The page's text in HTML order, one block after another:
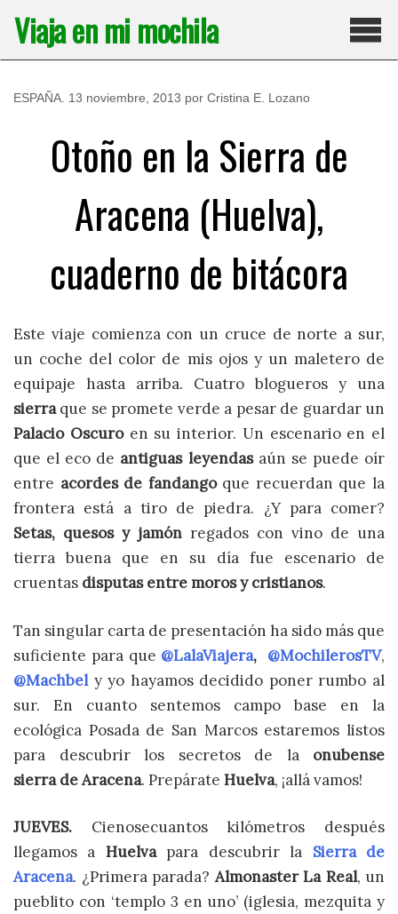
contenido
Viaja en mi mochila
ESPAÑA 13 noviembre, 2013 por Cristina E. Lozano
Otoño en la Sierra de
Aracena (Huelva),
cuaderno de bitácora
Este viaje comienza con un cruce de norte a sur,
un coche del color de mis ojos y un maletero de
equipaje hasta arriba. Cuatro blogueros y una
sierraque se promete verde a pesar de guardar un
Palacio Oscuroen su interior. Un escenario en el
que el eco de antiguas leyendasaún se puede oír
entre acordes de fandangoque recuerdan que la
frontera está a tiro de piedra. ¿Y para comer?
Setas, quesos y jamón regados con vino de una
tierra buena que en su día fue escenario de
cruentas disputas entre moros y cristianos.
Tan singular carta de presentación ha sido más que
suficiente para que @LalaViajera, @MochilerosTV,
@Machbel y yo hayamos decidido poner rumbo al
sur. En cuanto sentemos campo base en la
ecológica Posada de San Marcos estaremos listos
para descubrir los secretos de la onubense
sierrade Aracena. Prepárate Huelva, ¡allá vamos!
JUEVES. Cienosecuantos kilómetros después
llegamos a Huelvapara descubrir la Sierra de
Aracena. ¿Primera parada? Almonaster La Real, un
pueblito con ‘templo 3 en uno’ (iglesia, mezquita y